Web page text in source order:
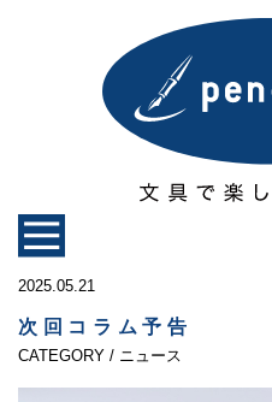
2025.05.21
次回コラム予告
CATEGORY / ニュース